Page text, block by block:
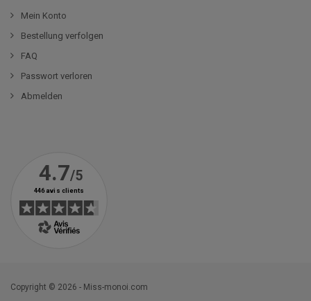
Mein Konto
Bestellung verfolgen
FAQ
Passwort verloren
Abmelden
Copyright © 2026 - Miss-monoi.com